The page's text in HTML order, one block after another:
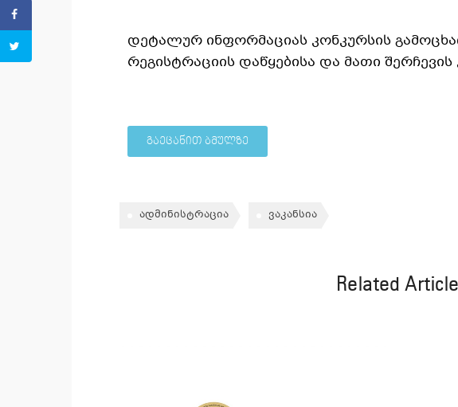
დეტალურ ინფორმაციას კონკურსის
რეგისტრაციის დაწყებისა და მათი შერჩევის
გაეცანით ბმულზე
ადმინისტრაცია ვაკანსია
Related